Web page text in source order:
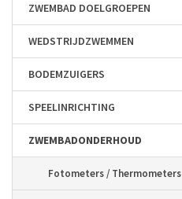
ZWEMBAD DOELGROEPEN
WEDSTRIJD­ZWEMMEN
BODEM­ZUIGERS
SPEEL­INRICHTING
ZWEMBAD­ONDERHOUD
Fotometers / Thermometers